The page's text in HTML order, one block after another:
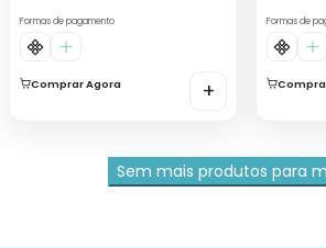
Formas de pagamento
Comprar Agora +
Formas de
Sem mais produtos para